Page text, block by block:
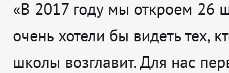
«В 2017 году мы откроем 26
очень хотели бы видеть тех,
школы возглавит. Для нас